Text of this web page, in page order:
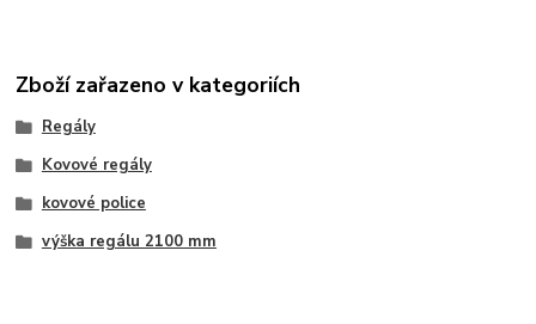
Zboží zařazeno v kategoriích
Regály
Kovové regály
kovové police
výška regálu 2100 mm